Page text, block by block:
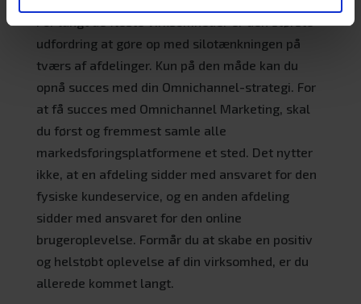
For langt de fleste virksomheder er den største
udfordring at gøre op med silotænkningen på
tværs af afdelinger. Kun på den måde kan du
opnå succes med din Omnichannel-strategi. For
at få succes med Omnichannel Marketing, skal
du først og fremmest samle alle
markedsføringsplatformene et sted. Det nytter
ikke, at en afdeling sidder med ansvaret for den
fysiske kundeservice, og en anden afdeling
sidder med ansvaret for den online
brugeroplevelse. Formår du at skabe en positiv
og helstøbt oplevelse af din virksomhed, er du
allerede kommet langt.